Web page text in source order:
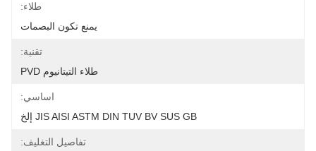
طلاء:
يمنع تكون البصمات
تقنية:
طلاء التيتانيوم PVD
اساسي:
JIS AISI ASTM DIN TUV BV SUS GB إلخ
تفاصيل التغليف: